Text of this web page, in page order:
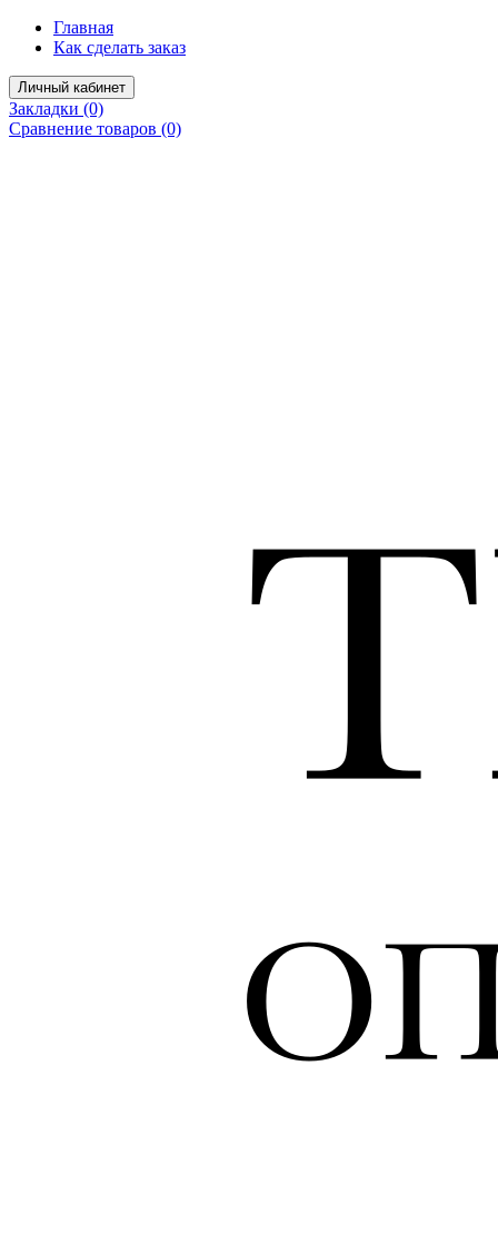
Главная
Как сделать заказ
Личный кабинет
Закладки (0)
Сравнение товаров (0)